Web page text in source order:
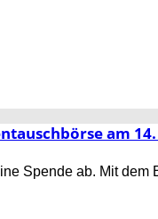
am
Spende ab. Mit dem